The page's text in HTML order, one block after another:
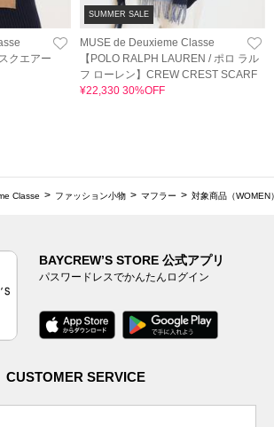
クエアー
SUMMER SALE
MUSE de Deuxieme Classe
【POLO RALPH LAUREN / ポロ ラル
フ ローレン】CREW CREST SCARF
¥22,330 30%OFF
Classe ファッション小物 マフラー 対象商品（WOMEN
BAYCREW’S STORE 公式アプリ
パスワードレスでかんたんログイン
CUSTOMER SERVICE